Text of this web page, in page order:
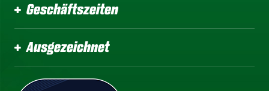
Geschäftszeiten
Ausgezeichnet